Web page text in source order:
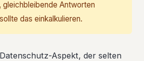
gleichbleibende Antworten
das einkalkulieren.
Aspekt, der selten